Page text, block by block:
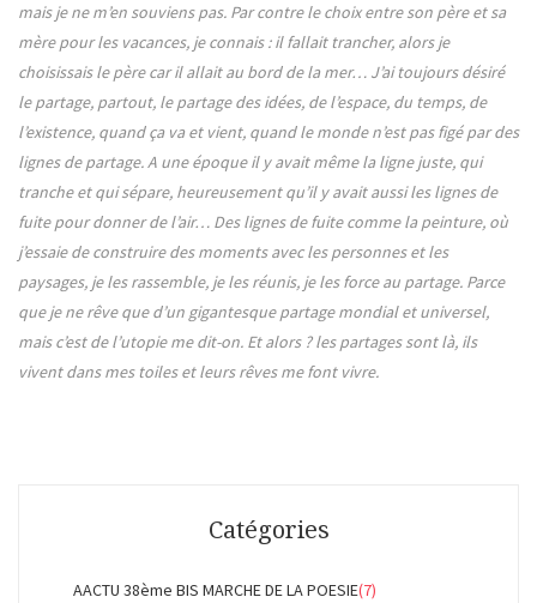
mais je ne m’en souviens pas. Par contre le choix entre son père et sa
mère pour les vacances, je connais : il fallait trancher, alors je
choisissais le père car il allait au bord de la mer… J’ai toujours désiré
le partage, partout, le partage des idées, de l’espace, du temps, de
l’existence, quand ça va et vient, quand le monde n’est pas figé par des
lignes de partage. A une époque il y avait même la ligne juste, qui
tranche et qui sépare, heureusement qu’il y avait aussi les lignes de
fuite pour donner de l’air… Des lignes de fuite comme la peinture, où
j’essaie de construire des moments avec les personnes et les
paysages, je les rassemble, je les réunis, je les force au partage. Parce
que je ne rêve que d’un gigantesque partage mondial et universel,
mais c’est de l’utopie me dit-on. Et alors ? les partages sont là, ils
vivent dans mes toiles et leurs rêves me font vivre.
Catégories
AACTU 38ème BIS MARCHE DE LA POESIE(7)